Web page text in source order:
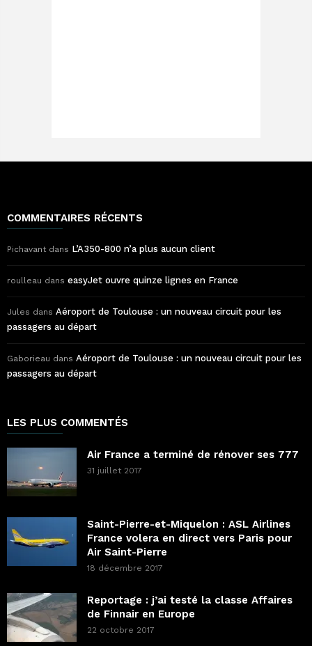
COMMENTAIRES RÉCENTS
Pichavant dans L’A350-800 n’a plus aucun client
roulleau dans easyJet ouvre quinze lignes en France
Jules dans Aéroport de Toulouse : un nouveau circuit pour les
passagers au départ
Gaborieau dans Aéroport de Toulouse : un nouveau circuit pour les
passagers au départ
LES PLUS COMMENTÉS
Air France a terminé de rénover ses 777
31 juillet 2017
Saint-Pierre-et-Miquelon : ASL Airlines
France volera en direct vers Paris pour
Air Saint-Pierre
18 décembre 2017
Reportage : j’ai testé la classe Affaires
de Finnair en Europe
22 octobre 2017